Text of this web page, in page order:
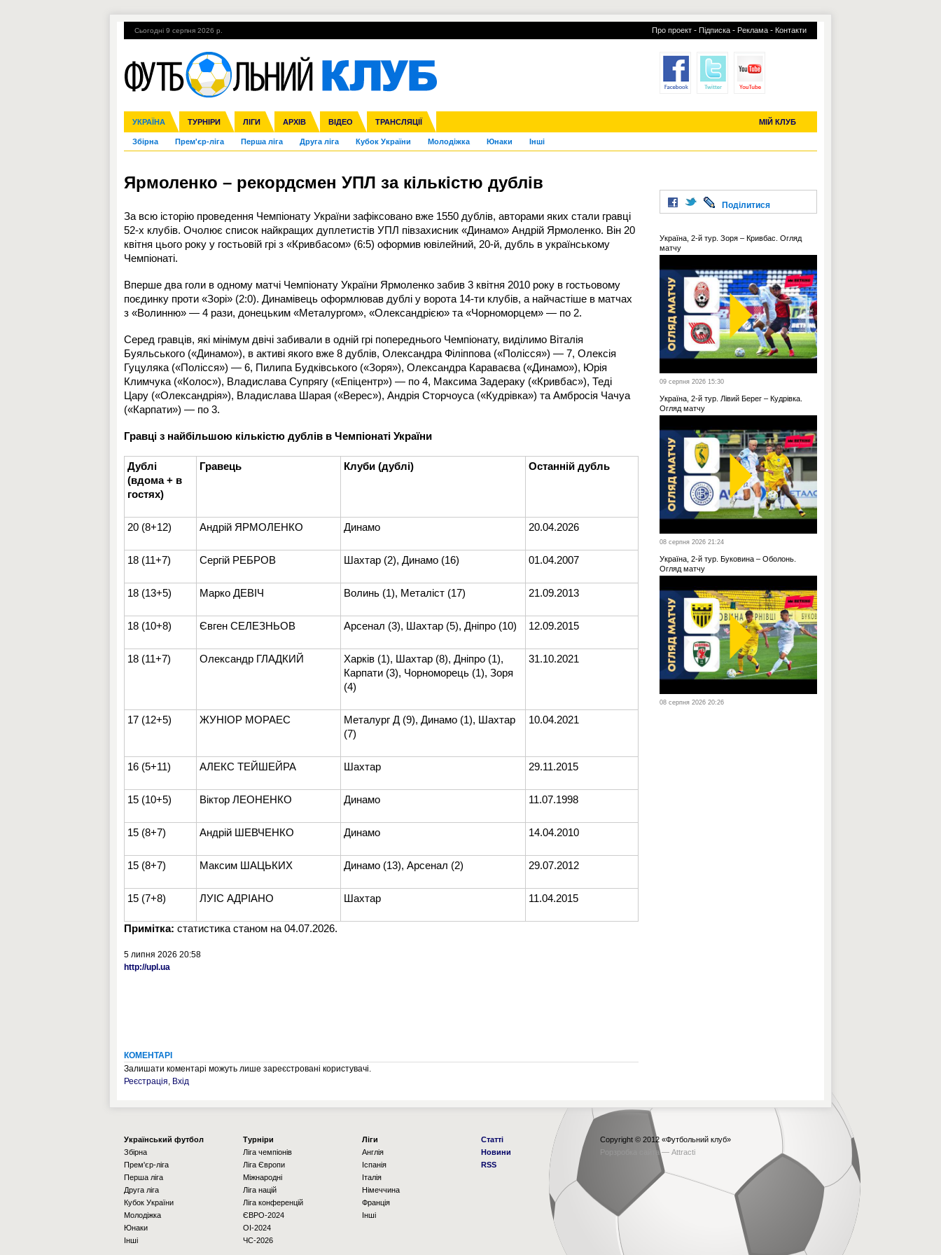
Сьогодні 9 серпня 2026 р. Про проект - Підписка - Реклама - Контакти
УКРАЇНА ТУРНІРИ ЛІГИ АРХІВ ВІДЕО ТРАНСЛЯЦІЇ МІЙ КЛУБ
Збірна Прем'єр-ліга Перша ліга Друга ліга Кубок України Молодіжка Юнаки Інші
Ліга чемпіонів Ліга Європи Міжнародні Ліга націй Ліга конференцій
Англія Іспанія Італія Німеччина Франція Інші
ЧС-2014 ЄВРО-2016 Росія Кубок конфедерацій ЧЄ-2015 (U-21)
Гарячі теми УПЛ, 2-й тур ВІЙНА УПЛ-ПЕРЕХОДИ УСІ ТРАНСФЕРИ
Ярмоленко – рекордсмен УПЛ за кількістю дублів
За всю історію проведення Чемпіонату України зафіксовано вже 1550 дублів, авторами яких стали гравці
52-х клубів. Очолює список найкращих дуплетистів УПЛ півзахисник «Динамо» Андрій Ярмоленко. Він 20
квітня цього року у гостьовій грі з «Кривбасом» (6:5) оформив ювілейний, 20-й, дубль в українському
Чемпіонаті.
Вперше два голи в одному матчі Чемпіонату України Ярмоленко забив 3 квітня 2010 року в гостьовому
поєдинку проти «Зорі» (2:0). Динамівець оформлював дублі у ворота 14-ти клубів, а найчастіше в матчах
з «Волинню» — 4 рази, донецьким «Металургом», «Олександрією» та «Чорноморцем» — по 2.
Серед гравців, які мінімум двічі забивали в одній грі попереднього Чемпіонату, виділимо Віталія
Буяльського («Динамо»), в активі якого вже 8 дублів, Олександра Філіппова («Полісся») — 7, Олексія
Гуцуляка («Полісся») — 6, Пилипа Будківського («Зоря»), Олександра Караваєва («Динамо»), Юрія
Климчука («Колос»), Владислава Супрягу («Епіцентр») — по 4, Максима Задераку («Кривбас»), Теді
Цару («Олександрія»), Владислава Шарая («Верес»), Андрія Сторчоуса («Кудрівка») та Амбросія Чачуа
(«Карпати») — по 3.
Гравці з найбільшою кількістю дублів в Чемпіонаті України
Дублі
(вдома + в
гостях)
Гравець Клуби (дублі) Останній дубль
20 (8+12) Андрій ЯРМОЛЕНКО Динамо 20.04.2026
18 (11+7) Сергій РЕБРОВ Шахтар (2), Динамо (16) 01.04.2007
18 (13+5) Марко ДЕВІЧ Волинь (1), Металіст (17) 21.09.2013
18 (10+8) Євген СЕЛЕЗНЬОВ Арсенал (3), Шахтар (5), Дніпро (10) 12.09.2015
18 (11+7) Олександр ГЛАДКИЙ
Харків (1), Шахтар (8), Дніпро (1),
Карпати (3), Чорноморець (1), Зоря
(4)
31.10.2021
17 (12+5) ЖУНІОР МОРАЕС
Металург Д (9), Динамо (1), Шахтар
(7)
10.04.2021
16 (5+11) АЛЕКС ТЕЙШЕЙРА Шахтар 29.11.2015
15 (10+5) Віктор ЛЕОНЕНКО Динамо 11.07.1998
15 (8+7) Андрій ШЕВЧЕНКО Динамо 14.04.2010
15 (8+7) Максим ШАЦЬКИХ Динамо (13), Арсенал (2) 29.07.2012
15 (7+8) ЛУІС АДРІАНО Шахтар 11.04.2015
Примітка: статистика станом на 04.07.2026.
5 липня 2026 20:58
http://upl.ua
КОМЕНТАРІ
Залишати коментарі можуть лише зареєстровані користувачі.
Реєстрація, Вхід
Поділитися
Україна, 2-й тур. Зоря – Кривбас. Огляд
матчу
09 серпня 2026 15:30
Україна, 2-й тур. Лівий Берег – Кудрівка.
Огляд матчу
08 серпня 2026 21:24
Україна, 2-й тур. Буковина – Оболонь.
Огляд матчу
08 серпня 2026 20:26
Українcький футбол
Збірна
Прем'єр-ліга
Перша ліга
Друга ліга
Кубок України
Молодіжка
Юнаки
Інші
Турніри
Ліга чемпіонів
Ліга Європи
Міжнародні
Ліга націй
Ліга конференцій
ЄВРО-2024
OI-2024
ЧС-2026
Ліги
Англія
Іспанія
Італія
Німеччина
Франція
Інші
Статті
Новини
RSS
Copyright © 2012 «Футбольний клуб»
Рорзробка сайта — Attracti